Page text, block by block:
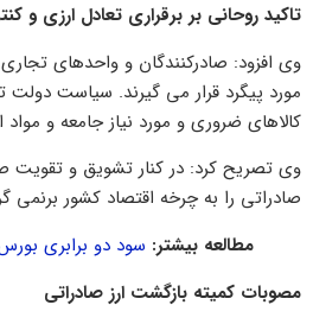
تاکید روحانی بر برقراری تعادل ارزی و
وی افزود: صادرکنندگان و واحدهای
مورد پیگرد قرار می گیرند. سیاست دولت
کالاهای ضروری و مورد نیاز جامعه و
وی تصریح کرد: در کنار تشویق و تقویت
صادراتی را به چرخه اقتصاد کشور برنمی
مطالعه بیشتر: سود دو برابری
مصوبات کمیته بازگشت ارز صادراتی